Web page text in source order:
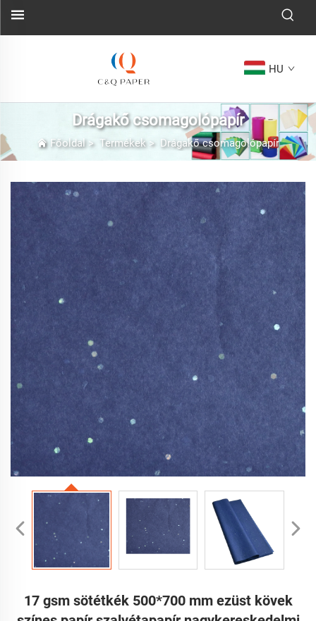
HU
Drágakő csomagolópapír
Főoldal> Termékek> Drágakő csomagolópapír
17 gsm sötétkék 500*700 mm ezüst kövek